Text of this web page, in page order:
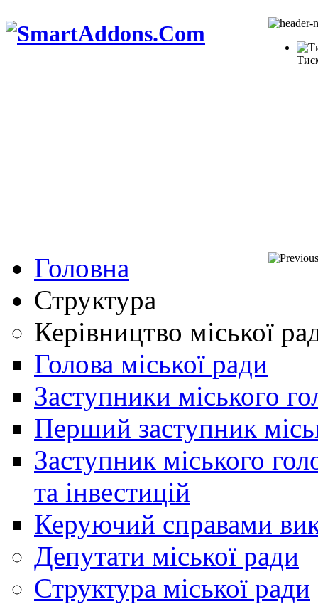
Головна
Структура
Керівництво міської
Голова міської ради
Заступники міського
Перший заступник
Заступник міського
та інвестицій
Керуючий справами
Депутати міської ради
Структура міської ради